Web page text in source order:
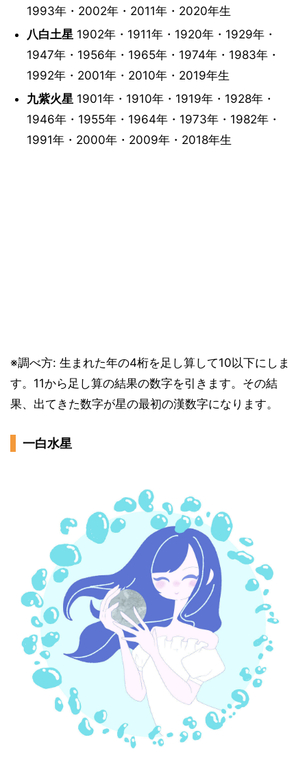
1993年・2002年・2011年・2020年生
八白土星1902年・1911年・1920年・1929年・
1947年・1956年・1965年・1974年・1983年・
1992年・2001年・2010年・2019年生
九紫火星1901年・1910年・1919年・1928年・
1946年・1955年・1964年・1973年・1982年・
1991年・2000年・2009年・2018年生
※調べ方: 生まれた年の4桁を足し算して10以下にしま
す。11から足し算の結果の数字を引きます。その結
果、出てきた数字が星の最初の漢数字になります。
一白水星